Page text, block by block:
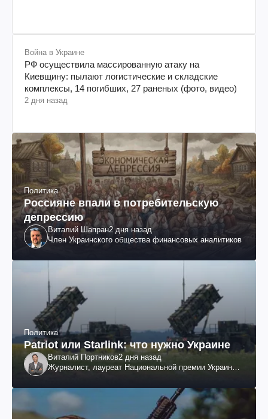
Война в Украине
РФ осуществила массированную атаку на
Киевщину: пылают логистические и складские
комплексы, 14 погибших, 27 раненых (фото, видео)
2 дня назад
Политика
Россияне впали в потребительскую
депрессию
Виталий Шапран2 дня назад
Член Украинского общества финансовых аналитиков
Политика
Patriot или Starlink: что нужно Украине
Виталий Портников2 дня назад
Журналист, лауреат Национальной премии Украины